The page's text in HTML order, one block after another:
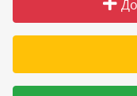
Справка